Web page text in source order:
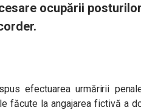
ocupării
efectuarea urmăririi
făcute la angajarea fictivă a